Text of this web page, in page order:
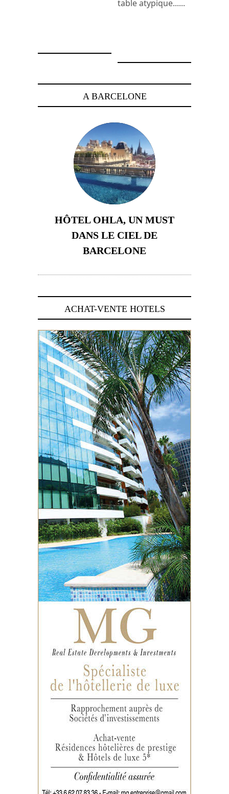
table atypique......
A BARCELONE
HÔTEL OHLA, UN MUST
DANS LE CIEL DE
BARCELONE
ACHAT-VENTE HOTELS